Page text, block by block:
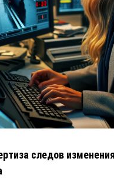
следов